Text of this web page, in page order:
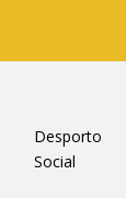
Desporto
Social